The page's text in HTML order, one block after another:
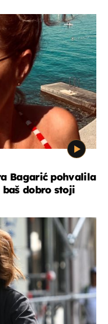
Bagarić pohvalila
dobro stoji